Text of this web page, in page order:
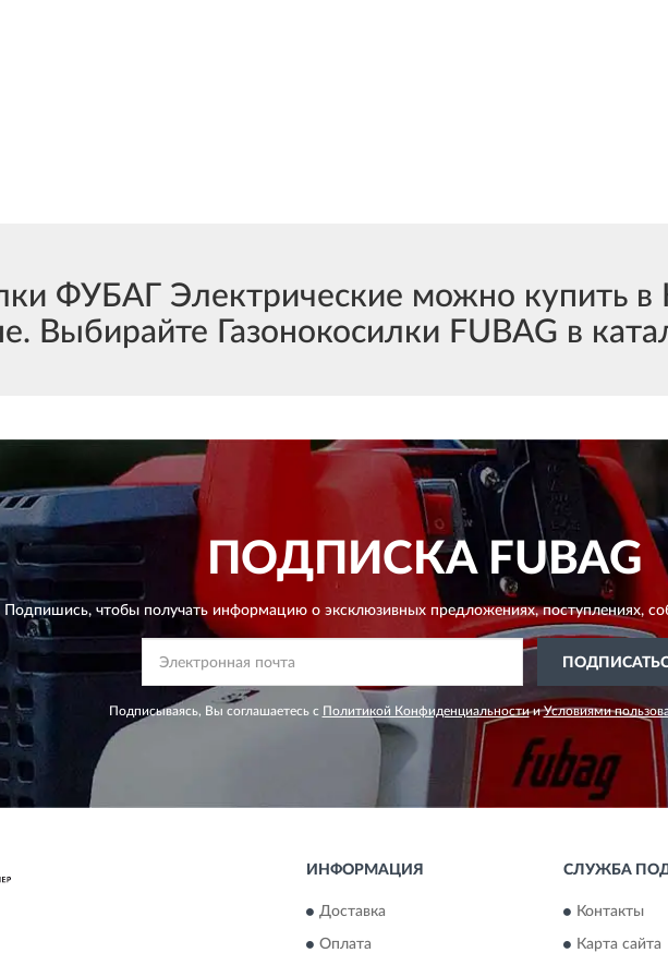
ФУБАГ Электрические можно купить
Выбирайте Газонокосилки FUBAG в
ПОДПИСКАFUBAG
Подпишись, чтобы получать информацию о эксклюзивных предложениях,поступлениях,
Подписываясь, Вы соглашаетесь с Политикой Конфиденциальности иУсловиями
ИНФОРМАЦИЯ
Доставка
Оплата
СЛУЖБА
Контакты
Карта сайта